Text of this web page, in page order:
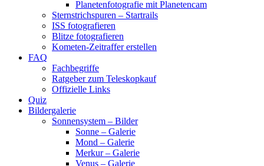
Planetenfotografie mit Planetencam
Sternstrichspuren – Startrails
ISS fotografieren
Blitze fotografieren
Kometen-Zeitraffer erstellen
FAQ
Fachbegriffe
Ratgeber zum Teleskopkauf
Offizielle Links
Quiz
Bildergalerie
Sonnensystem – Bilder
Sonne – Galerie
Mond – Galerie
Merkur – Galerie
Venus – Galerie